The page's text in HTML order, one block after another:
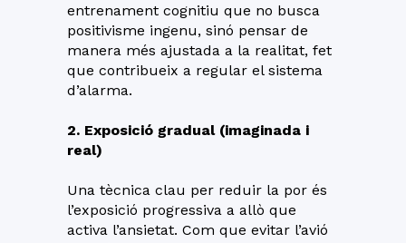
entrenament cognitiu que no busca
positivisme ingenu, sinó pensar de
manera més ajustada a la realitat, fet
que contribueix a regular el sistema
d’alarma.
2. Exposició gradual (imaginada i
real)
Una tècnica clau per reduir la por és
l’exposició progressiva a allò que
activa l’ansietat. Com que evitar l’avió